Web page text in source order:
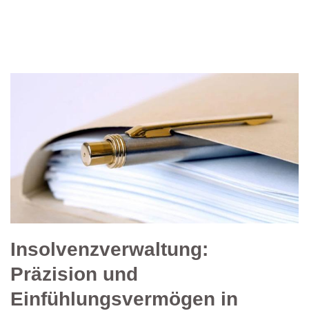
Insolvenzverwaltung:
Präzision und
Einfühlungsvermögen in